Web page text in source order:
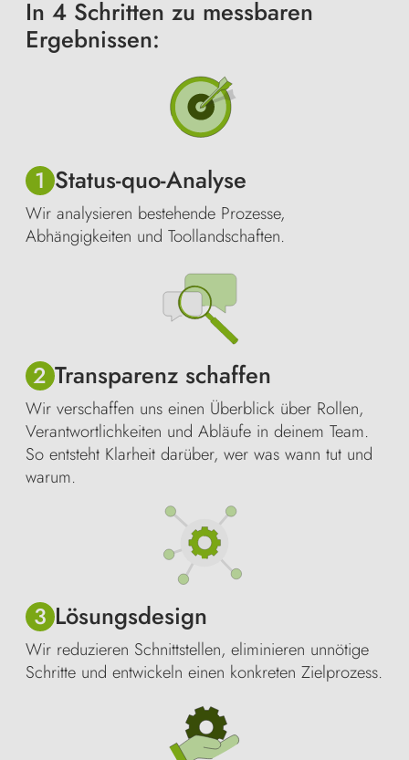
In 4 Schritten zu messbaren
Ergebnissen:
1 Status-quo-Analyse
Wir analysieren bestehende Prozesse,
Abhängigkeiten und Toollandschaften.
2 Transparenz schaffen
Wir verschaffen uns einen Überblick über Rollen,
Verantwortlichkeiten und Abläufe in deinem Team.
So entsteht Klarheit darüber, wer was wann tut und
warum.
3 Lösungsdesign
Wir reduzieren Schnittstellen, eliminieren unnötige
Schritte und entwickeln einen konkreten Zielprozess.